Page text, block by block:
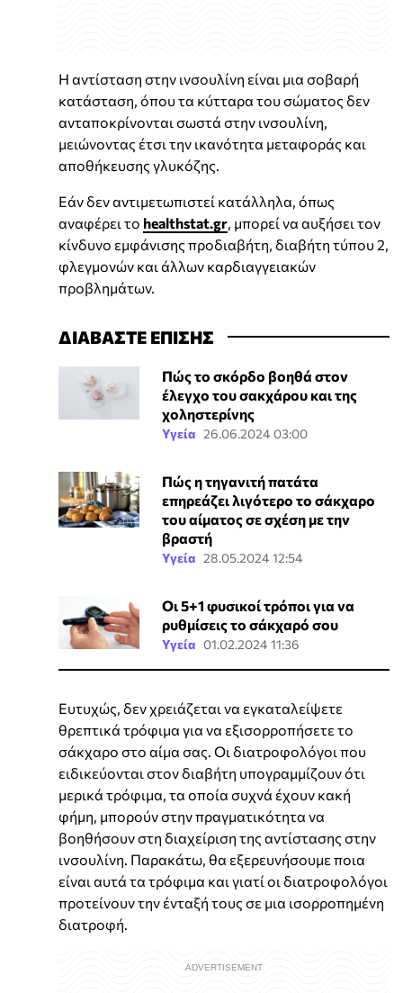
Η αντίσταση στην ινσουλίνη είναι μια σοβαρή
κατάσταση, όπου τα κύτταρα του σώματος δεν
ανταποκρίνονται σωστά στην ινσουλίνη,
μειώνοντας έτσι την ικανότητα μεταφοράς και
αποθήκευσης γλυκόζης.
Εάν δεν αντιμετωπιστεί κατάλληλα, όπως
αναφέρει το healthstat.gr , μπορεί να αυξήσει τον
κίνδυνο εμφάνισης προδιαβήτη, διαβήτη τύπου 2,
φλεγμονών και άλλων καρδιαγγειακών
προβλημάτων.
ΔΙΑΒΑΣΤΕ ΕΠΙΣΗΣ
Πώς το σκόρδο βοηθά στον
έλεγχο του σακχάρου και της
χοληστερίνης
Υγεία 26.06.2024 03:00
Πώς η τηγανιτή πατάτα
επηρεάζει λιγότερο το σάκχαρο
του αίματος σε σχέση με την
βραστή
Υγεία 28.05.2024 12:54
Οι 5+1 φυσικοί τρόποι για να
ρυθμίσεις το σάκχαρό σου
Υγεία 01.02.2024 11:36
Ευτυχώς, δεν χρειάζεται να εγκαταλείψετε
θρεπτικά τρόφιμα για να εξισορροπήσετε το
σάκχαρο στο αίμα σας. Οι διατροφολόγοι που
ειδικεύονται στον διαβήτη υπογραμμίζουν ότι
μερικά τρόφιμα, τα οποία συχνά έχουν κακή
φήμη, μπορούν στην πραγματικότητα να
βοηθήσουν στη διαχείριση της αντίστασης στην
ινσουλίνη. Παρακάτω, θα εξερευνήσουμε ποια
είναι αυτά τα τρόφιμα και γιατί οι διατροφολόγοι
προτείνουν την ένταξή τους σε μια ισορροπημένη
διατροφή.